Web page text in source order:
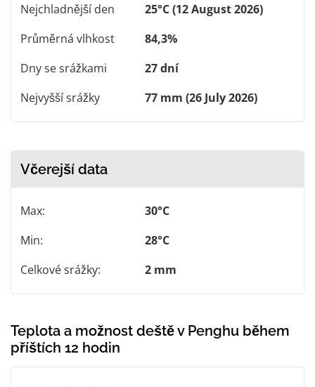
Nejchladnější den
25°C (12 August 2026)
Průměrná vlhkost
84,3%
Dny se srážkami
27 dní
Nejvyšší srážky
77 mm (26 July 2026)
Včerejší data
Max:
30°C
Min:
28°C
Celkové srážky:
2 mm
Teplota a možnost deště v Penghu během
příštích 12 hodin